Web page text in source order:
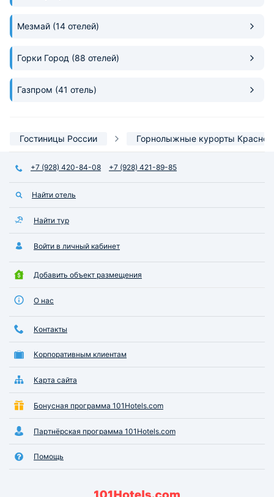
Мезмай (14 отелей)
Горки Город (88 отелей)
Газпром (41 отель)
Гостиницы России Горнолыжные курорты
+7 (928) 420-84-08 +7 (928) 421-89-85
Найти отель
Найти тур
Войти в личный кабинет
Добавить объект размещения
О нас
Контакты
Корпоративным клиентам
Карта сайта
Бонусная программа 101Hotels.com
Партнёрская программа 101Hotels.com
Помощь